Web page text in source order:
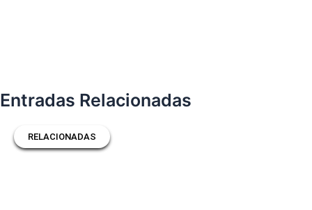
Entradas Relacionadas
RELACIONADAS